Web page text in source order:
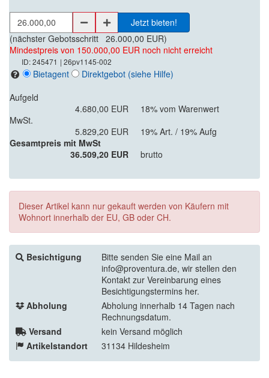
Jetzt bieten!
(nächster Gebotsschritt 26.000,00 EUR)
Mindestpreis von 150.000,00 EUR noch nicht erreicht
ID: 245471 | 26pv1145-002
Bietagent Direktgebot (siehe Hilfe)
Aufgeld
4.680,00 EUR
18% vom Warenwert
MwSt.
5.829,20 EUR
19% Art. / 19% Aufg
Gesamtpreis mit MwSt
36.509,20 EUR
brutto
Dieser Artikel kann nur gekauft werden von Käufern mit
Wohnort innerhalb der EU, GB oder CH.
Besichtigung
Bitte senden Sie eine Mail an
info@proventura.de, wir stellen den
Kontakt zur Vereinbarung eines
Besichtigungstermins her.
Abholung
Abholung innerhalb 14 Tagen nach
Rechnungsdatum.
Versand
kein Versand möglich
Artikelstandort
31134 Hildesheim